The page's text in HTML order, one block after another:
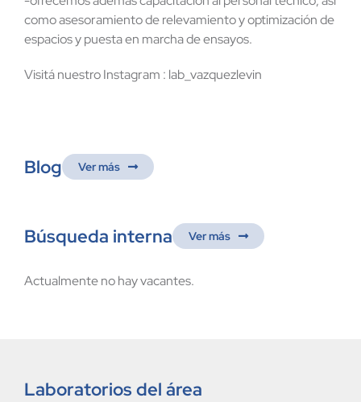
como asesoramiento de relevamiento y optimización de
espacios y puesta en marcha de ensayos.
Visitá nuestro Instagram : lab_vazquezlevin
Blog Ver más
Búsqueda interna Ver más
Actualmente no hay vacantes.
Laboratorios del área